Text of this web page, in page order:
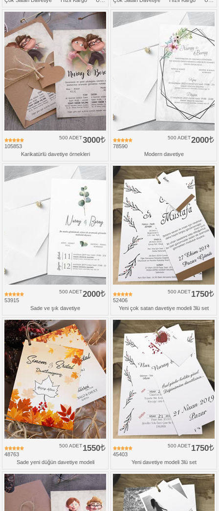
105853
3000
500 ADET
Karikatürlü davetiye örnekleri
78590
2000
500 ADET
Modern davetiye
53915
2000
500 ADET
Sade ve şık davetiye
52406
1750
500 ADET
Yeni çok satan davetiye modeli 3lü set
48763
1550
500 ADET
Sade yeni düğün davetiye modeli
45403
1750
500 ADET
Yeni davetiye modeli 3lü set